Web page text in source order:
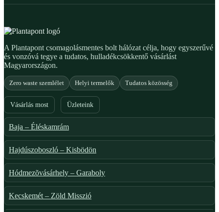
A Plantapont csomagolásmentes bolt hálózat célja, hogy egyszerűvé
és vonzóvá tegye a tudatos, hulladékcsökkentő vásárlást
Magyarországon.
Zero waste szemlélet Helyi termelők Tudatos közösség
Vásárlás most Üzleteink
Baja – Éléskamrám
Hajdúszoboszló – Kisbödön
Hódmezõvásárhely – Garaboly
Kecskemét – Zöld Misszió